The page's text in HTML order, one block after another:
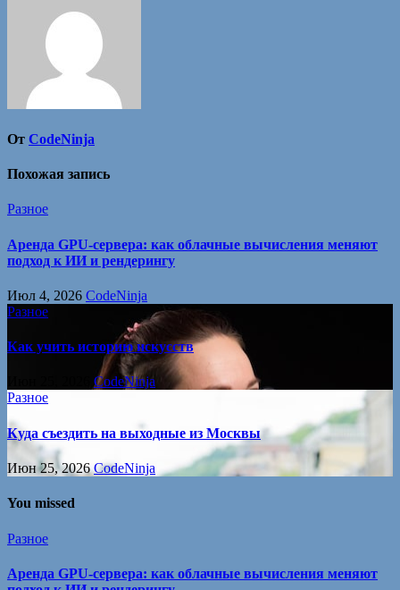
От CodeNinja
Похожая запись
Разное
Аренда GPU-сервера: как облачные вычисления меняют
подход к ИИ и рендерингу
Июл 4, 2026 CodeNinja
Разное
Как учить историю искусств
CodeNinja
Разное
Куда съездить на выходные из Москвы
Июн 25, 2026CodeNinja
You missed
Разное
Аренда GPU-сервера: как облачные вычисления меняют